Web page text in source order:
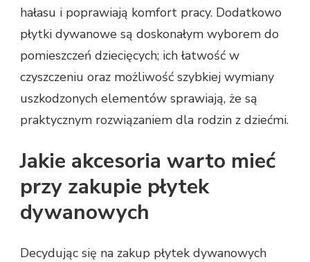
hałasu i poprawiają komfort pracy. Dodatkowo
płytki dywanowe są doskonałym wyborem do
pomieszczeń dziecięcych; ich łatwość w
czyszczeniu oraz możliwość szybkiej wymiany
uszkodzonych elementów sprawiają, że są
praktycznym rozwiązaniem dla rodzin z dziećmi.
Jakie akcesoria warto mieć
przy zakupie płytek
dywanowych
Decydując się na zakup płytek dywanowych